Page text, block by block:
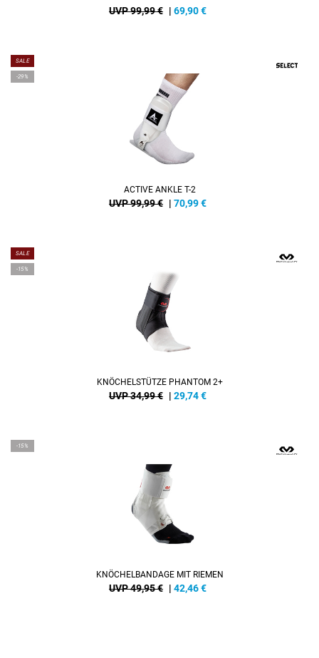
UVP 99,99 € | 69,90€
SALE
-29%
ACTIVE ANKLE T-2
UVP 99,99 € | 70,99€
SALE
-15%
KNÖCHELSTÜTZE PHANTOM 2+
UVP 34,99 € | 29,74€
-15%
KNÖCHELBANDAGE MIT RIEMEN
UVP 49,95 € | 42,46€